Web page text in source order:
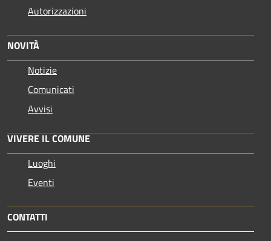
Autorizzazioni
NOVITÀ
Notizie
Comunicati
Avvisi
VIVERE IL COMUNE
Luoghi
Eventi
CONTATTI